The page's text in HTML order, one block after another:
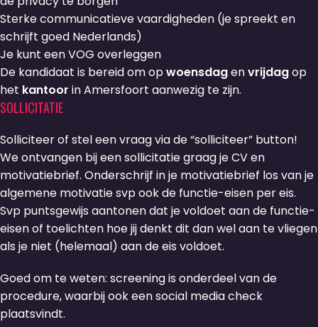
Sterke communicatieve vaardigheden (je spreekt en
schrijft goed Nederlands)
Je kunt een VOG overleggen
De kandidaat is bereid om opwoensdagenvrijdagop
het kantoor in Amersfoort aanwezig te zijn.
SOLLICITATIE
Solliciteer of stel een vraag via de “solliciteer” button!
We ontvangen bij een sollicitatie graag je CV en
motivatiebrief. Onderschrijf in je motivatiebrief los van je
algemene motivatie svp ook de functie-eisen per eis.
Svp puntsgewijs aantonen dat je voldoet aan de functie-
eisen of toelichten hoe jij denkt dit dan wel aan te vliegen
als je niet (helemaal) aan de eis voldoet.
Goed om te weten: screening is onderdeel van de
procedure, waarbij ook een social media check
plaatsvindt.